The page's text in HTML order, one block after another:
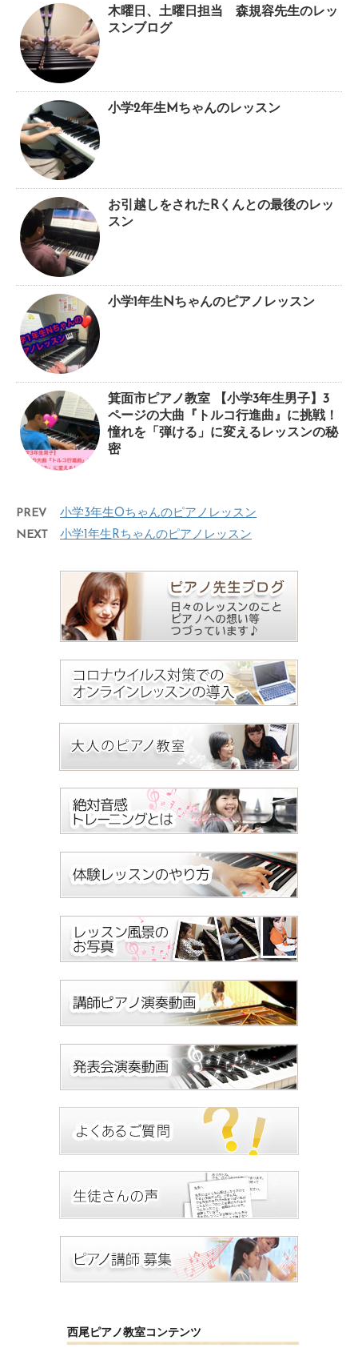
木曜日、土曜日担当 森規容先生のレッ
スンブログ
小学2年生Mちゃんのレッスン
お引越しをされたRくんとの最後のレッ
スン
小学1年生Nちゃんのピアノレッスン
箕面市ピアノ教室 【小学3年生男子】3
ページの大曲『トルコ行進曲』に挑戦！
憧れを「弾ける」に変えるレッスンの秘
密
PREV
小学3年生Oちゃんのピアノレッスン
NEXT
小学1年生Rちゃんのピアノレッスン
西尾ピアノ教室コンテンツ